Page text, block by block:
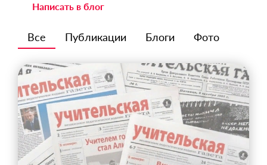
Написать в блог
Все Публикации Блоги Фото